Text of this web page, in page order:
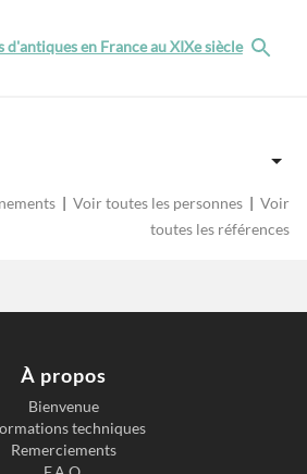
d'antiques en France au XIXe siècle
| Voir toutes les personnes | Voir
toutes les références
À propos
Bienvenue
techniques
Remerciements